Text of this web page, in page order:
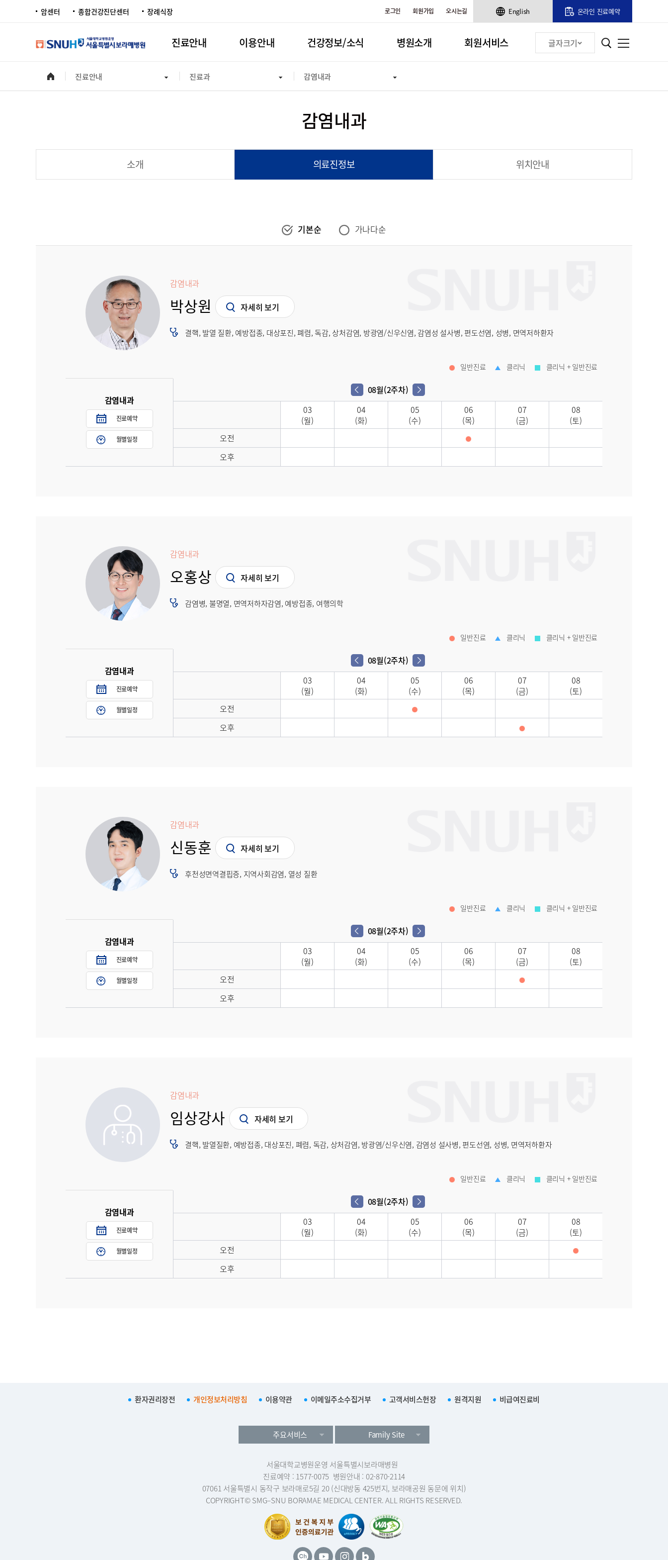
암센터 종합건강진단센터 장례식장 로그인 회원가입 오시는길 English 온라인 진료예약
진료안내 이용안내 건강정보/소식 병원소개 회원서비스 글자크기
진료안내 진료과 감염내과
감염내과
소개 의료진정보 위치안내
기본순 가나다순
감염내과
박상원 자세히 보기
결핵, 발열 질환, 예방접종, 대상포진, 폐렴, 독감, 상처감염, 방광염/신우신염, 감염성 설사병, 편도선염, 성병, 면역저하환자
일반진료 클리닉 클리닉 + 일반진료
감염내과
진료예약
월별일정
08월(2주차)
03
(월)
04
(화)
05
(수)
06
(목)
07
(금)
08
(토)
오전
오후
감염내과
오홍상 자세히 보기
감염병, 불명열, 면역저하자감염, 예방접종, 여행의학
일반진료 클리닉 클리닉 + 일반진료
감염내과
진료예약
월별일정
08월(2주차)
03
(월)
04
(화)
05
(수)
06
(목)
07
(금)
08
(토)
오전
오후
감염내과
신동훈 자세히 보기
후천성면역결핍증, 지역사회감염, 열성 질환
일반진료 클리닉 클리닉 + 일반진료
감염내과
진료예약
월별일정
08월(2주차)
03
(월)
04
(화)
05
(수)
06
(목)
07
(금)
08
(토)
오전
오후
감염내과
임상강사 자세히 보기
결핵, 발열질환, 예방접종, 대상포진, 폐렴, 독감, 상처감염, 방광염/신우신염, 감염성 설사병, 편도선염, 성병, 면역저하환자
일반진료 클리닉 클리닉 + 일반진료
감염내과
진료예약
월별일정
08월(2주차)
03
(월)
04
(화)
05
(수)
06
(목)
07
(금)
08
(토)
오전
오후
환자권리장전 개인정보처리방침 이용약관 이메일주소수집거부 고객서비스헌장 원격지원 비급여진료비
주요서비스 Family Site
서울대학교병원운영 서울특별시보라매병원
진료예약 : 1577-0075 병원안내 : 02-870-2114
07061 서울특별시 동작구 보라매로5길 20 (신대방동 425번지, 보라매공원 동문에 위치)
COPYRIGHT© SMG–SNU BORAMAE MEDICAL CENTER. ALL RIGHTS RESERVED.